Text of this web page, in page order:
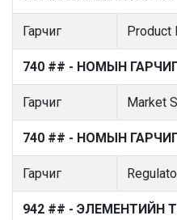
Гарчиг Product
740 ## - НОМЫН
Гарчиг Market
740 ## - НОМЫН
Гарчиг
942 ## - ЭЛЕМЕНТИЙН